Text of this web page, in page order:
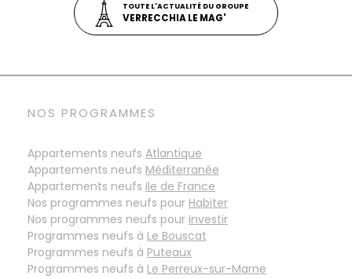
TOUTE L'ACTUALITÉ DU GROUPE
VERRECCHIA LE MAG'
NOS PROGRAMMES
Appartements neufs Atlantique
Appartements neufs Méditerranée
Appartements neufs Ile de France
Nos programmes neufs pour Habiter
Nos programmes neufs pour Investir
Programmes neufs à
Programmes neufs à
Programmes neufs à